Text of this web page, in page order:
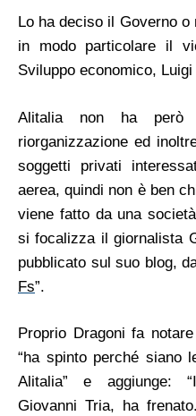
Lo ha deciso il Governo
in modo particolare il
Sviluppo economico,
Alitalia non ha però
riorganizzazione ed
soggetti privati
aerea, quindi non è ben
viene fatto da una
si focalizza il giornalista
pubblicato sul suo blog,
Fs”.
Proprio Dragoni fa
“ha spinto perché siano
Alitalia” e aggiunge:
Giovanni Tria, ha